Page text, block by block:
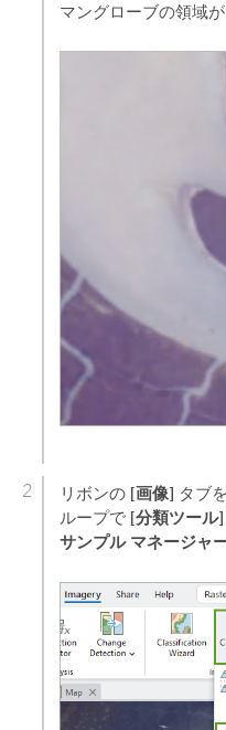
マングローブの領域
リボンの [画像] タブ
ループで [分類ツール]
サンプル マネージャ